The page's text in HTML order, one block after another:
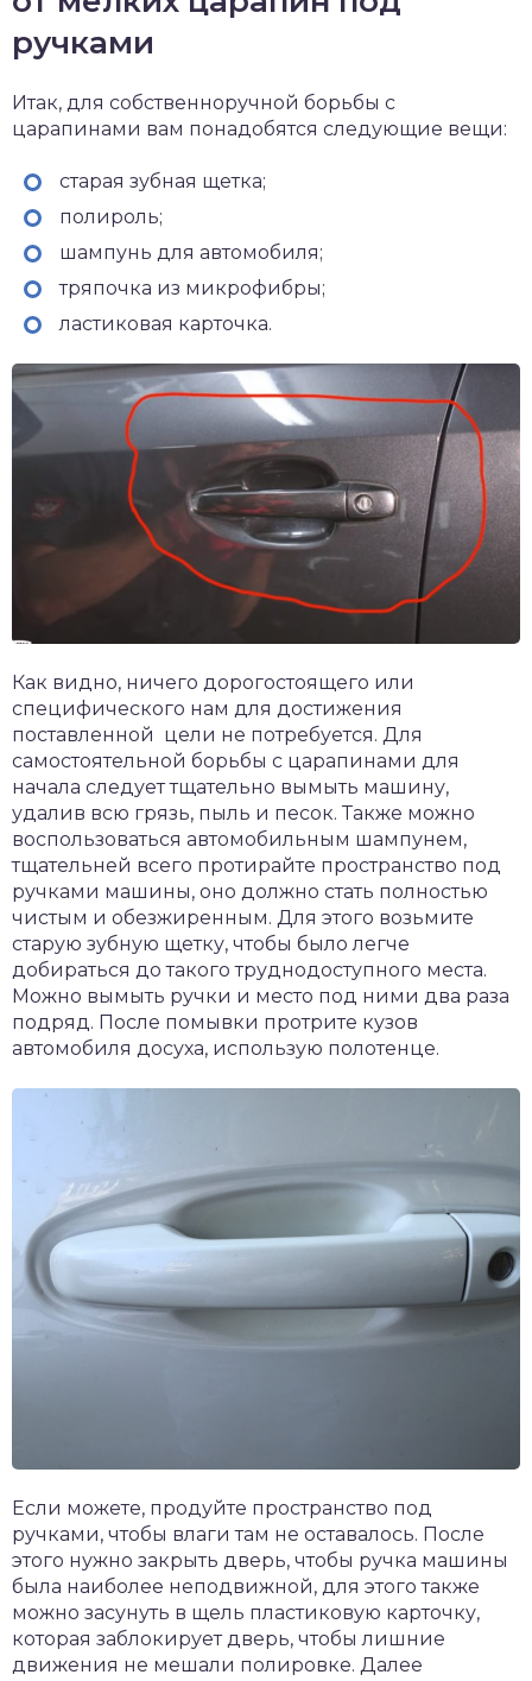
ручками
Итак, для собственноручной борьбы с
царапинами вам понадобятся следующие вещи:
старая зубная щетка;
полироль;
шампунь для автомобиля;
тряпочка из микрофибры;
ластиковая карточка.
Как видно, ничего дорогостоящего или
специфического нам для достижения
поставленной цели не потребуется. Для
самостоятельной борьбы с царапинами для
начала следует тщательно вымыть машину,
удалив всю грязь, пыль и песок. Также можно
воспользоваться автомобильным шампунем,
тщательней всего протирайте пространство под
ручками машины, оно должно стать полностью
чистым и обезжиренным. Для этого возьмите
старую зубную щетку, чтобы было легче
добираться до такого труднодоступного места.
Можно вымыть ручки и место под ними два раза
подряд. После помывки протрите кузов
автомобиля досуха, использую полотенце.
Если можете, продуйте пространство под
ручками, чтобы влаги там не оставалось. После
этого нужно закрыть дверь, чтобы ручка машины
была наиболее неподвижной, для этого также
можно засунуть в щель пластиковую карточку,
которая заблокирует дверь, чтобы лишние
движения не мешали полировке. Далее